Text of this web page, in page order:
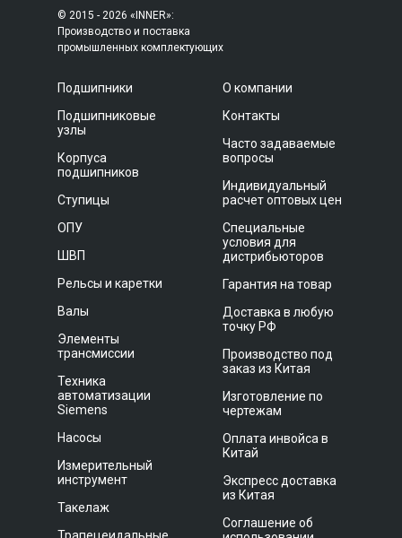
© 2015 - 2026 «INNER»:
Производство и поставка
промышленных комплектующих
Подшипники
Подшипниковые
узлы
Корпуса
подшипников
Ступицы
ОПУ
ШВП
Рельсы и каретки
Валы
Элементы
трансмиссии
Техника
автоматизации
Siemens
Насосы
Измерительный
инструмент
Такелаж
О компании
Контакты
Часто задаваемые
вопросы
Индивидуальный
расчет оптовых цен
Специальные
условия для
дистрибьюторов
Гарантия на товар
Доставка в любую
точку РФ
Производство под
заказ из Китая
Изготовление по
чертежам
Оплата инвойса в
Китай
Экспресс доставка
из Китая
Соглашение об